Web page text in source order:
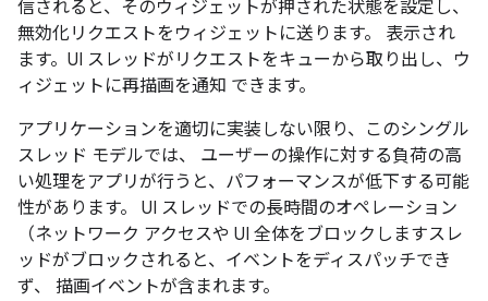
信されると、そのウィジェットが押された状態を設定し、
無効化リクエストをウィジェットに送ります。 表示され
ます。UI スレッドがリクエストをキューから取り出し、ウ
ィジェットに再描画を通知 できます。
アプリケーションを適切に実装しない限り、このシングル
スレッド モデルでは、 ユーザーの操作に対する負荷の高
い処理をアプリが行うと、パフォーマンスが低下する可能
性があります。 UI スレッドでの長時間のオペレーション
（ネットワーク アクセスや UI 全体をブロックしますスレ
ッドがブロックされると、イベントをディスパッチでき
ず、 描画イベントが含まれます。